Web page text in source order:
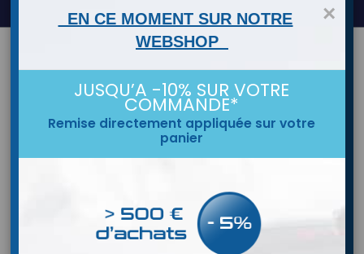
  ×
EN CE MOMENT SUR NOTRE
WEBSHOP
JUSQU’A -10% SUR VOTRE
COMMANDE*
Remise directement appliquée sur votre
panier